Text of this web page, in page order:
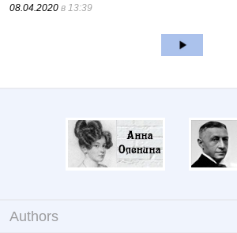
08.04.2020 в 13:39
Authors